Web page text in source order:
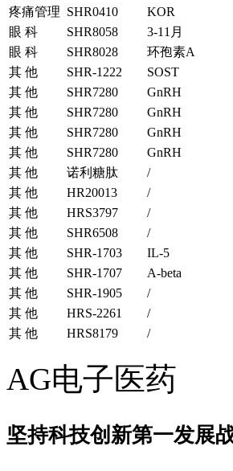
疼痛管理 SHR0410 KOR
眼 科
SHR8058 3-11月
眼 科
SHR8028 环孢素A
其 他
SHR-1222 SOST
其 他
SHR7280 GnRH
其 他
SHR7280 GnRH
其 他
SHR7280 GnRH
其 他
SHR7280 GnRH
其 他
诺利糖肽 /
其 他
HR20013 /
其 他
HRS3797 /
其 他
SHR6508 /
其 他
SHR-1703 IL-5
其 他
SHR-1707 A-beta
其 他
SHR-1905 /
其 他
HRS-2261 /
其 他
HRS8179 /
AG电子医药
坚持科技创新第一发展